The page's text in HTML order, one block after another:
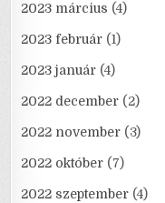
2023 március (4)
2023 február (1)
2023 január (4)
2022 december (2)
2022 november (3)
2022 október (7)
2022 szeptember (4)